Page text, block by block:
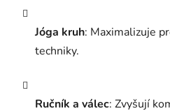
Jóga kruh: Maximalizuje
techniky.
Ručník a válec: Zvyšují